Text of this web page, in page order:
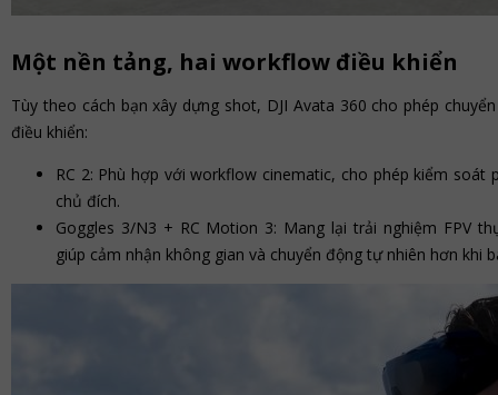
Một nền tảng, hai workflow điều khiển
Tùy theo cách bạn xây dựng shot, DJI Avata 360 cho phép
điều khiển:
RC 2: Phù hợp với workflow cinematic, cho phép kiểm
chủ đích.
Goggles 3/N3 + RC Motion 3: Mang lại trải nghiệm FPV
giúp cảm nhận không gian và chuyển động tự nhiên hơn khi